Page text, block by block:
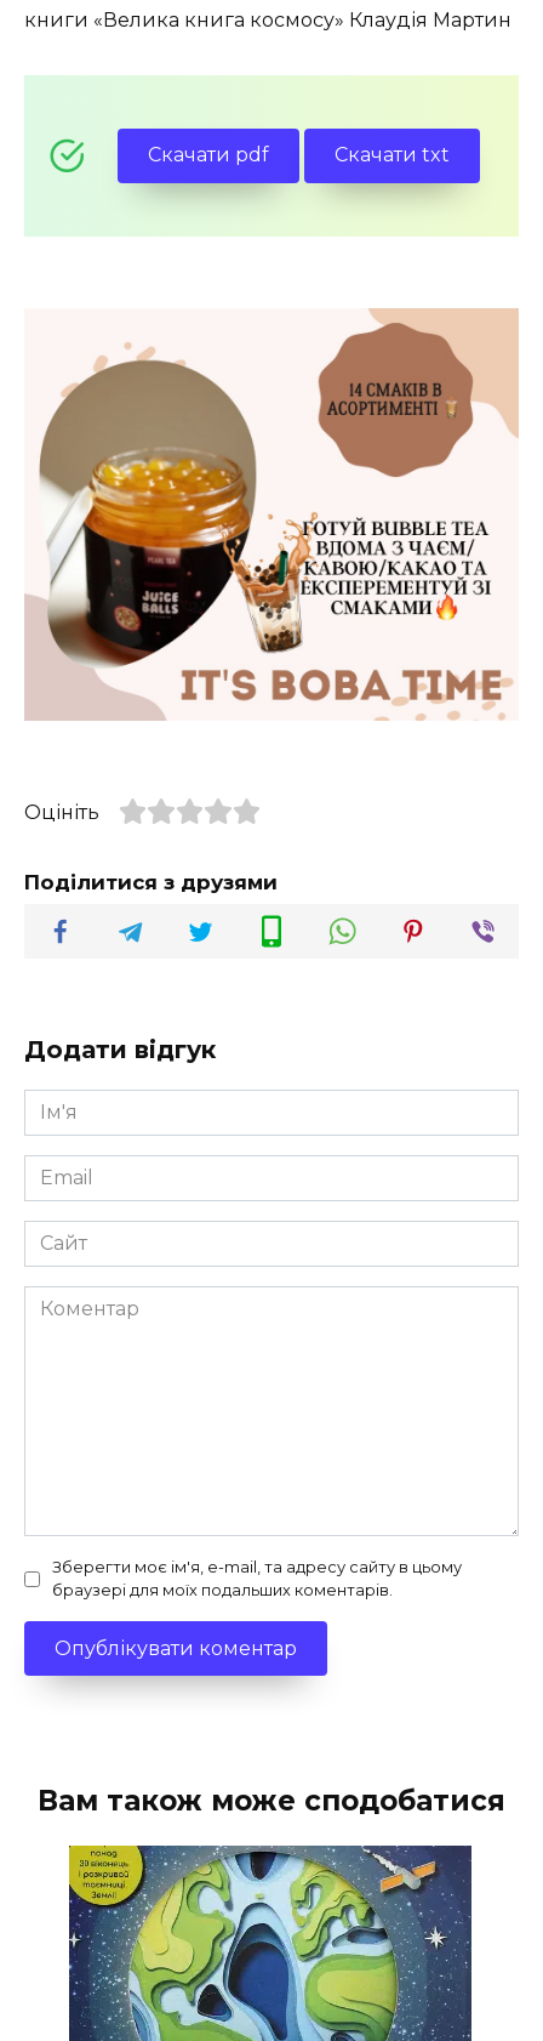
книги «Велика книга космосу» Клаудія Мартин
Скачати pdf Скачати txt
Оцініть
Поділитися з друзями
Додати відгук
Ім'я
*
Email
*
Сайт
Коментар
Зберегти моє ім'я, e-mail, та адресу сайту в цьому
браузері для моїх подальших коментарів.
Вам також може сподобатися